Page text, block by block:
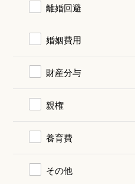
離婚回避
婚姻費用
財産分与
親権
養育費
その他